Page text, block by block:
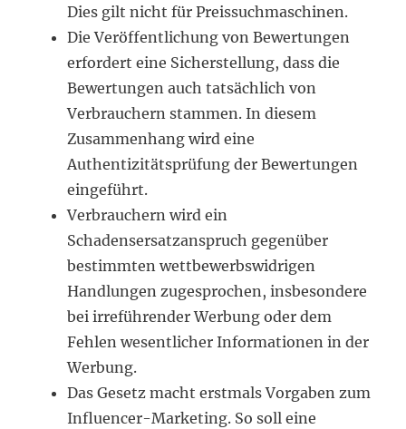
Dies gilt nicht für Preissuchmaschinen.
Die Veröffentlichung von Bewertungen
erfordert eine Sicherstellung, dass die
Bewertungen auch tatsächlich von
Verbrauchern stammen. In diesem
Zusammenhang wird eine
Authentizitätsprüfung der Bewertungen
eingeführt.
Verbrauchern wird ein
Schadensersatzanspruch gegenüber
bestimmten wettbewerbswidrigen
Handlungen zugesprochen, insbesondere
bei irreführender Werbung oder dem
Fehlen wesentlicher Informationen in der
Werbung.
Das Gesetz macht erstmals Vorgaben zum
Influencer-Marketing. So soll eine